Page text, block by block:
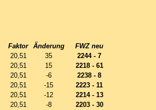
Faktor Änderung
FWZ neu
20,51 35
2244 - 7
20,51 15
2218 - 61
20,51 -6
2238 - 8
20,51 -15
2223 - 11
20,51 -12
2214 - 13
20,51 -8
2203 - 30